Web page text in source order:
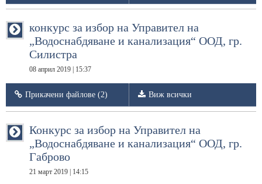
конкурс за избор на Управител на
„Водоснабдяване и канализация“ ООД, гр.
Силистра
08 април 2019 | 15:37
Прикачени файлове (2) Виж всички
Конкурс за избор на Управител на
„Водоснабдяване и канализация“ ООД, гр.
Габрово
21 март 2019 | 14:15